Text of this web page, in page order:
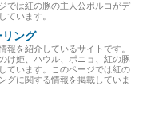
では紅の豚の主人公ポルコがデ
ています。
ング
報を紹介しているサイトです。
け姫、ハウル、ポニョ、紅の豚
ています。このページでは紅の
グに関する情報を掲載していま